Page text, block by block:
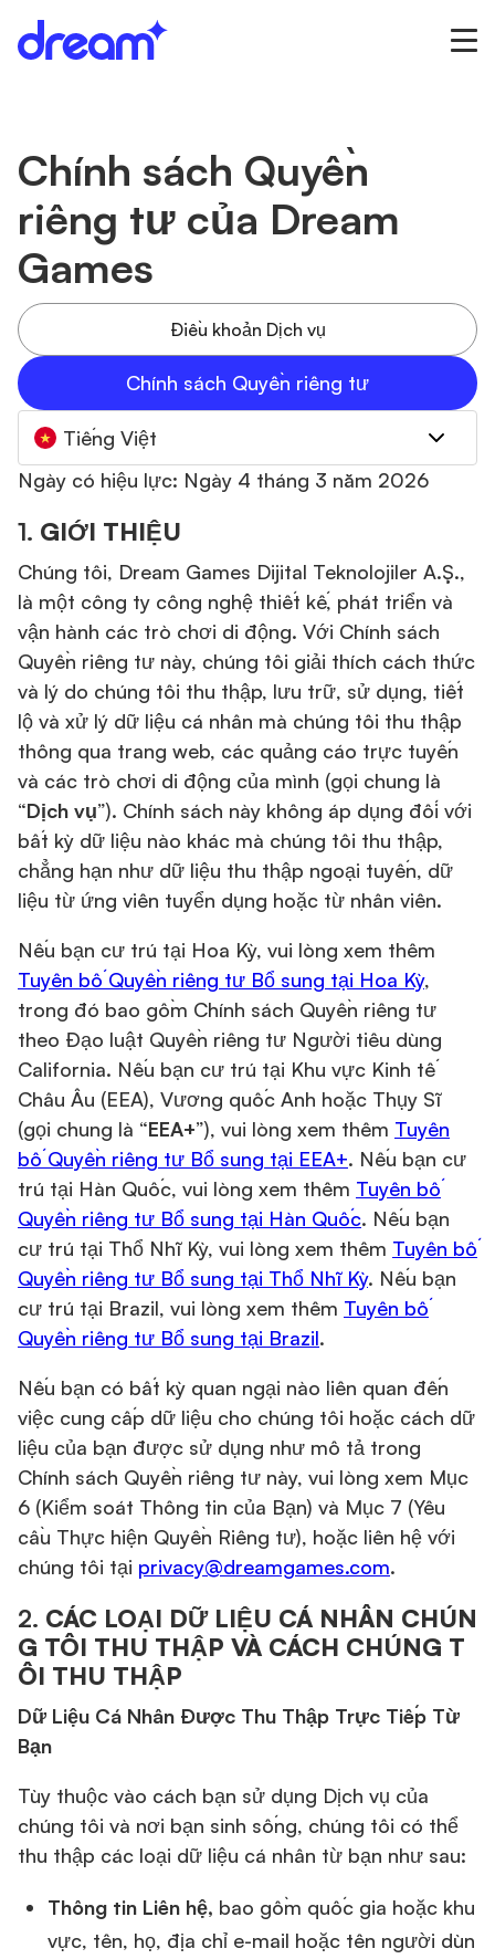
Chính sách Quyền
riêng tư của Dream
Games
Điều khoản Dịch vụ
Chính sách Quyền riêng tư
Tiếng Việt
Ngày có hiệu lực: Ngày 4 tháng 3 năm 2026
1. GIỚI THIỆU
Chúng tôi, Dream Games Dijital Teknolojiler A.Ş.,
là một công ty công nghệ thiết kế, phát triển và
vận hành các trò chơi di động. Với Chính sách
Quyền riêng tư này, chúng tôi giải thích cách thức
và lý do chúng tôi thu thập, lưu trữ, sử dụng, tiết
lộ và xử lý dữ liệu cá nhân mà chúng tôi thu thập
thông qua trang web, các quảng cáo trực tuyến
và các trò chơi di động của mình (gọi chung là
“Dịch vụ”). Chính sách này không áp dụng đối với
bất kỳ dữ liệu nào khác mà chúng tôi thu thập,
chẳng hạn như dữ liệu thu thập ngoại tuyến, dữ
liệu từ ứng viên tuyển dụng hoặc từ nhân viên.
Nếu bạn cư trú tại Hoa Kỳ, vui lòng xem thêm
Tuyên bố Quyền riêng tư Bổ sung tại Hoa Kỳ,
trong đó bao gồm Chính sách Quyền riêng tư
theo Đạo luật Quyền riêng tư Người tiêu dùng
California. Nếu bạn cư trú tại Khu vực Kinh tế
Châu Âu (EEA), Vương quốc Anh hoặc Thụy Sĩ
(gọi chung là “EEA+”), vui lòng xem thêm Tuyên
bố Quyền riêng tư Bổ sung tại EEA+. Nếu bạn cư
trú tại Hàn Quốc, vui lòng xem thêm Tuyên bố
Quyền riêng tư Bổ sung tại Hàn Quốc. Nếu bạn
cư trú tại Thổ Nhĩ Kỳ, vui lòng xem thêm Tuyên bố
Quyền riêng tư Bổ sung tại Thổ Nhĩ Kỳ. Nếu bạn
cư trú tại Brazil, vui lòng xem thêm Tuyên bố
Quyền riêng tư Bổ sung tại Brazil.
Nếu bạn có bất kỳ quan ngại nào liên quan đến
việc cung cấp dữ liệu cho chúng tôi hoặc cách dữ
liệu của bạn được sử dụng như mô tả trong
Chính sách Quyền riêng tư này, vui lòng xem Mục
6 (Kiểm soát Thông tin của Bạn) và Mục 7 (Yêu
cầu Thực hiện Quyền Riêng tư), hoặc liên hệ với
chúng tôi tại privacy@dreamgames.com.
2. CÁC LOẠI DỮ LIỆU CÁ NHÂN CHÚN
G TÔI THU THẬP VÀ CÁCH CHÚNG T
ÔI THU THẬP
Dữ Liệu Cá Nhân Được Thu Thập Trực Tiếp Từ
Bạn
Tùy thuộc vào cách bạn sử dụng Dịch vụ của
chúng tôi và nơi bạn sinh sống, chúng tôi có thể
thu thập các loại dữ liệu cá nhân từ bạn như sau:
Thông tin Liên hệ, bao gồm quốc gia hoặc khu
vực, tên, họ, địa chỉ e-mail hoặc tên người dùn